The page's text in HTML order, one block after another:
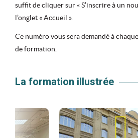
suffit de cliquer sur « S’inscrire à un
l’onglet « Accueil ».
Ce numéro vous sera demandé à
de formation.
La formation illustrée